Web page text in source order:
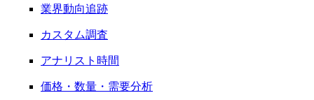
業界動向追跡
カスタム調査
アナリスト時間
価格・数量・需要分析